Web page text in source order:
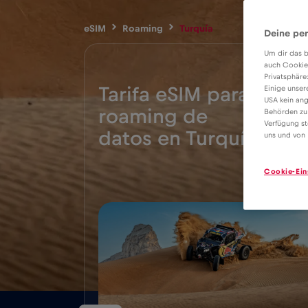
eSIM Roaming Turquía
Tarifa eSIM para
roaming de
datos en Turquía
2€/
Deine
Um dir das
auch
Einige
USA kein
Behörden
Verfügung
uns und von
Cookie-